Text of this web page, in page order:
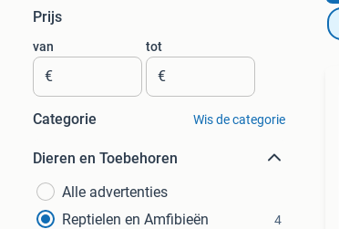
Prijs
van
€
tot
€
Categorie Wis de categorie
Dieren en Toebehoren
Alle advertenties
Reptielen en Amfibieën
4